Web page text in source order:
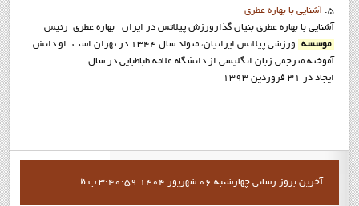
5.
آشنايي با بهاره عطري
آشنايي با بهاره عطري بنيان گذارورزش پيلاتس در ايران بهاره عطری رئيس
موسسه
ورزشی پیلاتس ایرانیان، متولد سال 1344 در تهران است. او دانش
آموخته مترجمی زبان انگلیسی از دانشگاه علامه طباطبایی در سال ...
ایجاد در 31 فروردين 1393
آخرين بروز رساني چهارشنبه 06 شهریور 1404 3:40:59 ب ظ .